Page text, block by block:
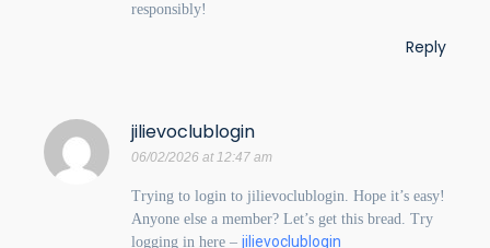
responsibly!
Reply
jilievoclublogin
06/02/2026 at 12:47 am
Trying to login to jilievoclublogin. Hope it’s easy!
Anyone else a member? Let’s get this bread. Try
logging in here – jilievoclublogin